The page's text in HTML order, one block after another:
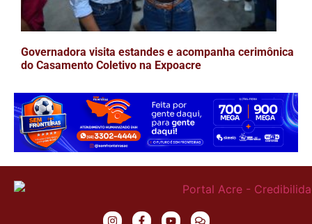
Governadora visita estandes e acompanha cerimônica
do Casamento Coletivo na Expoacre